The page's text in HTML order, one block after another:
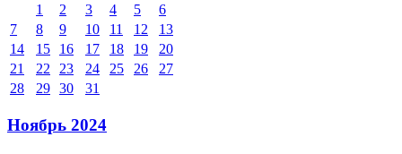
1
2 3 4 5
6
7
8 9 10 11 12
13
14
15 16 17 18 19
20
21
22 23 24 25 26
27
28
29 30 31
Ноябрь 2024